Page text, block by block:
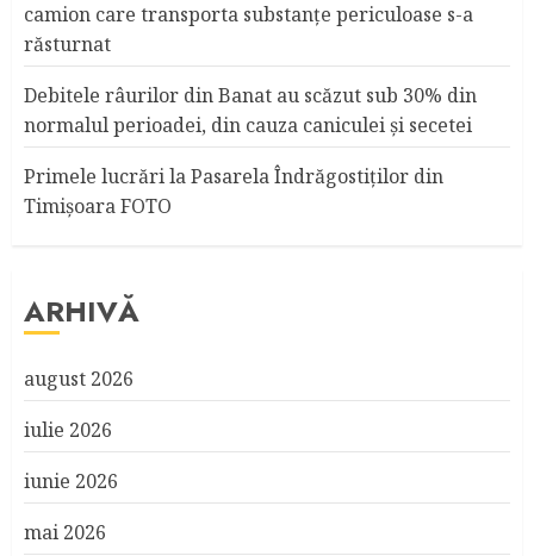
camion care transporta substanţe periculoase s-a
răsturnat
Debitele râurilor din Banat au scăzut sub 30% din
normalul perioadei, din cauza caniculei şi secetei
Primele lucrări la Pasarela Îndrăgostiţilor din
Timişoara FOTO
ARHIVĂ
august 2026
iulie 2026
iunie 2026
mai 2026